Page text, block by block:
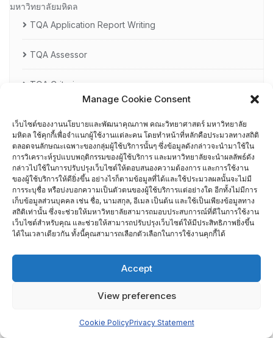
Manage Cookie Consent
เว็บไซต์ของงานนโยบายและพัฒนาคุณภาพ คณะวิทยาศาสตร์ มหาวิทยาลัย
มหิดล ใช้คุกกี้เพื่อจำแนกผู้ใช้งานแต่ละคน โดยทำหน้าที่หลักคือประมวลทางสถิติ
ตลอดจนลักษณะเฉพาะของกลุ่มผู้ใช้บริการนั้นๆ ซึ่งข้อมูลดังกล่าวจะนำมาใช้ใน
การวิเคราะห์รูปแบบพฤติกรรมของผู้ใช้บริการ และมหาวิทยาลัยจะนำผลลัพธ์ดัง
กล่าวไปใช้ในการปรับปรุงเว็บไซต์ให้ตอบสนองความต้องการ และการใช้งาน
ของผู้ใช้บริการให้ดียิ่งขึ้น อย่างไรก็ตามข้อมูลที่ได้และใช้ประมวลผลนั้นจะไม่มี
การระบุชื่อ หรือบ่งบอกความเป็นตัวตนของผู้ใช้บริการแต่อย่างใด อีกทั้งไม่มีการ
เก็บข้อมูลส่วนบุคคล เช่น ชื่อ, นามสกุล, อีเมล เป็นต้น และใช้เป็นเพียงข้อมูลทาง
สถิติเท่านั้น ซึ่งจะช่วยให้มหาวิทยาลัยสามารถมอบประสบการณ์ที่ดีในการใช้งาน
เว็บไซต์สำหรับคุณ และช่วยให้สามารถปรับปรุงเว็บไซต์ให้มีประสิทธิภาพยิ่งขึ้น
ได้ในเวลาเดียวกัน ทั้งนี้คุณสามารถเลือกตัวเลือกในการใช้งานคุกกี้ได้
Accept
View preferences
Cookie PolicyPrivacy Statement
มหาวิทยาลัยมหิดล
TQA Application Report Writing
TQA Assessor
TQA Criteria
ผู้ผ่านการอบรม EdPEx Assessor
รายชื่อกรรมการเยี่ยมสำรวจภาควิชา
ศึกษาดูงาน
อื่น ๆ
การอบรมพัฒนาหัวหน้าภาควิชา (HDP)